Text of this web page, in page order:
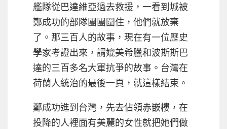
艦隊從巴達維亞過去救援，一看到城被
鄭成功的部隊團團圍住，他們就放棄
了。那三百人的故事，現在有一位歷史
學家考證出來，謂媲美希臘和波斯斯巴
達的三百多名大軍抗爭的故事。台灣在
荷蘭人統治的最後一頁，就這樣結束。
鄭成功進到台灣，先去佔領赤嵌樓，在
投降的人裡面有美麗的女性就把她們做